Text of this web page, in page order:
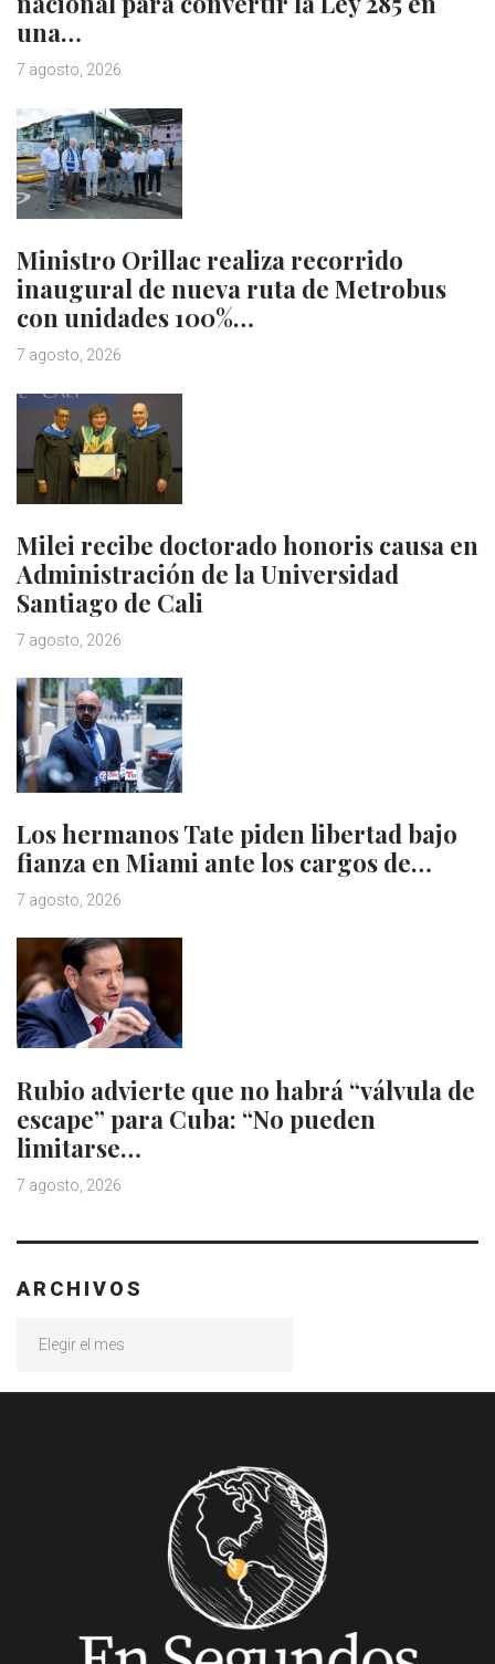
una…
7 agosto, 2026
Ministro Orillac realiza recorrido
inaugural de nueva ruta de Metrobus
con unidades 100%…
7 agosto, 2026
Milei recibe doctorado honoris causa en
Administración de la Universidad
Santiago de Cali
7 agosto, 2026
Los hermanos Tate piden libertad bajo
fianza en Miami ante los cargos de…
7 agosto, 2026
Rubio advierte que no habrá “válvula de
escape” para Cuba: “No pueden
limitarse…
7 agosto, 2026
ARCHIVOS